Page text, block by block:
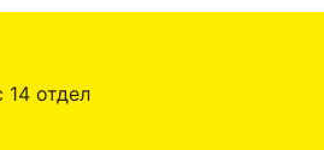
14 отдел